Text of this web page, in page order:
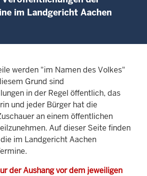
im Landgericht Aachen
werden "im Namen des Volkes"
Grund sind
in der Regel öffentlich, das
und jeder Bürger hat die
an einem öffentlichen
Auf dieser Seite finden
im Landgericht Aachen
der Aushang vor dem jeweiligen